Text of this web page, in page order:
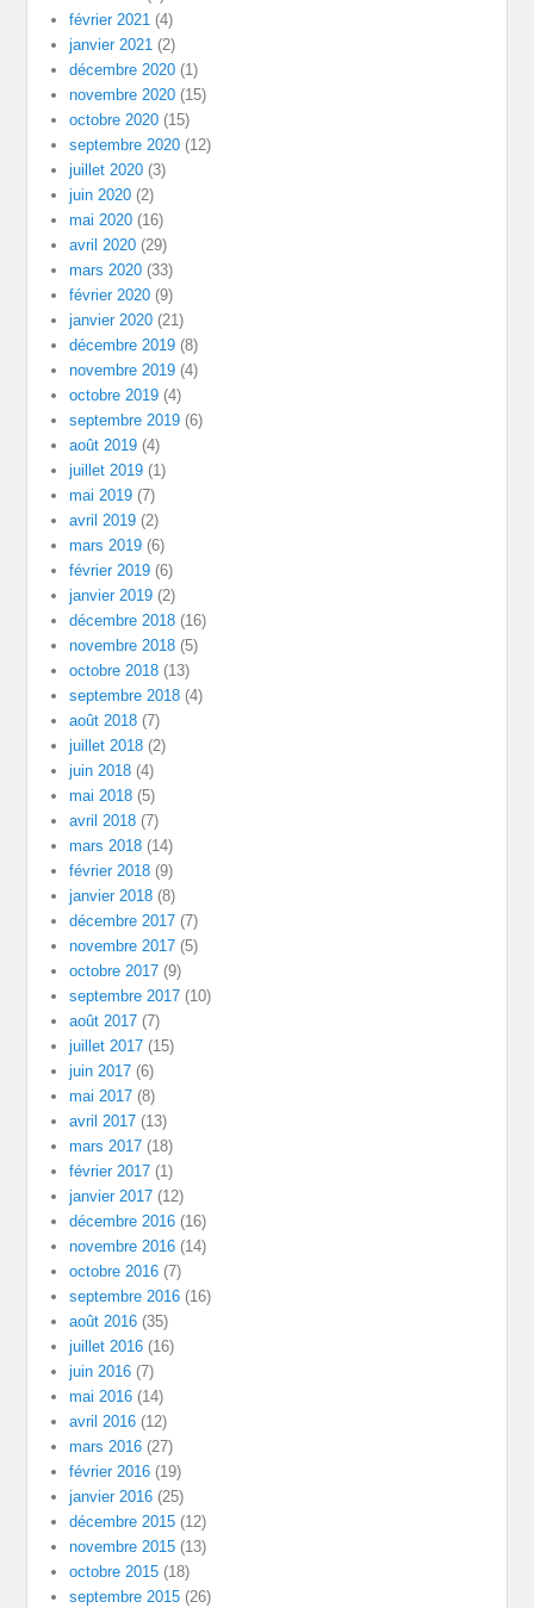
février 2021 (4)
janvier 2021 (2)
décembre 2020 (1)
novembre 2020 (15)
octobre 2020 (15)
septembre 2020 (12)
juillet 2020 (3)
juin 2020 (2)
mai 2020 (16)
avril 2020 (29)
mars 2020 (33)
février 2020 (9)
janvier 2020 (21)
décembre 2019 (8)
novembre 2019 (4)
octobre 2019 (4)
septembre 2019 (6)
août 2019 (4)
juillet 2019 (1)
mai 2019 (7)
avril 2019 (2)
mars 2019 (6)
février 2019 (6)
janvier 2019 (2)
décembre 2018 (16)
novembre 2018 (5)
octobre 2018 (13)
septembre 2018 (4)
août 2018 (7)
juillet 2018 (2)
juin 2018 (4)
mai 2018 (5)
avril 2018 (7)
mars 2018 (14)
février 2018 (9)
janvier 2018 (8)
décembre 2017 (7)
novembre 2017 (5)
octobre 2017 (9)
septembre 2017 (10)
août 2017 (7)
juillet 2017 (15)
juin 2017 (6)
mai 2017 (8)
avril 2017 (13)
mars 2017 (18)
février 2017 (1)
janvier 2017 (12)
décembre 2016 (16)
novembre 2016 (14)
octobre 2016 (7)
septembre 2016 (16)
août 2016 (35)
juillet 2016 (16)
juin 2016 (7)
mai 2016 (14)
avril 2016 (12)
mars 2016 (27)
février 2016 (19)
janvier 2016 (25)
décembre 2015 (12)
novembre 2015 (13)
octobre 2015 (18)
septembre 2015 (26)